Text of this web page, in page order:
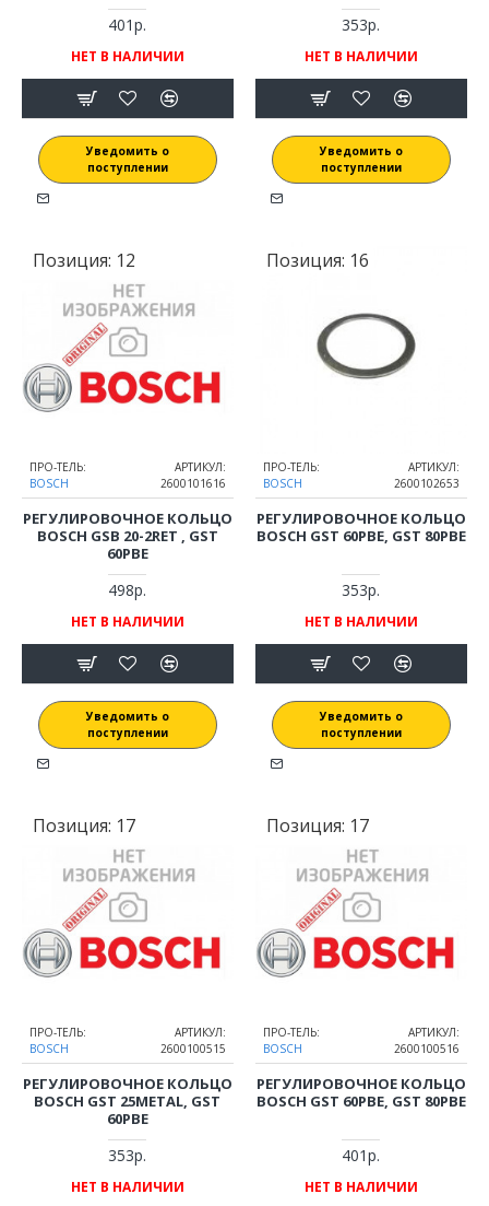
401р.
НЕТ В НАЛИЧИИ
Уведомить о
поступлении
353р.
НЕТ В НАЛИЧИИ
Уведомить о
поступлении
Позиция: 12
ПРО-ТЕЛЬ:
BOSCH
АРТИКУЛ:
2600101616
РЕГУЛИРОВОЧНОЕ КОЛЬЦО
BOSCH GSB 20-2RET , GST
60PBE
498р.
НЕТ В НАЛИЧИИ
Уведомить о
поступлении
Позиция: 16
ПРО-ТЕЛЬ:
BOSCH
АРТИКУЛ:
2600102653
РЕГУЛИРОВОЧНОЕ КОЛЬЦО
BOSCH GST 60PBE, GST 80PBE
353р.
НЕТ В НАЛИЧИИ
Уведомить о
поступлении
Позиция: 17
ПРО-ТЕЛЬ:
BOSCH
АРТИКУЛ:
2600100515
РЕГУЛИРОВОЧНОЕ КОЛЬЦО
BOSCH GST 25METAL, GST
60PBE
353р.
НЕТ В НАЛИЧИИ
Позиция: 17
ПРО-ТЕЛЬ:
BOSCH
АРТИКУЛ:
2600100516
РЕГУЛИРОВОЧНОЕ КОЛЬЦО
BOSCH GST 60PBE, GST 80PBE
401р.
НЕТ В НАЛИЧИИ